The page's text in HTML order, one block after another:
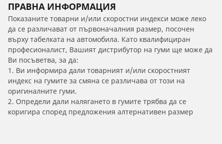
ПРАВНА ИНФОРМАЦИЯ
Показаните товарни и/или скоростни индекси може леко
да се различават от първоначалния размер, посочен
върху табелката на автомобила. Като квалифициран
професионалист, Вашият дистрибутор на гуми ще може да
Ви посъветва, за да:
1. Ви информира дали товарният и/или скоростният
индекс на гумите за смяна се различава от този на
оригиналните гуми.
2. Определи дали налягането в гумите трябва да се
коригира според предложения алтернативен размер